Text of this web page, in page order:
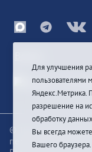
© При
первоисточник
Для улучшения
пользователями
Яндекс.Метрика.
разрешение на
обработку
Вы всегда
Вашего браузера.